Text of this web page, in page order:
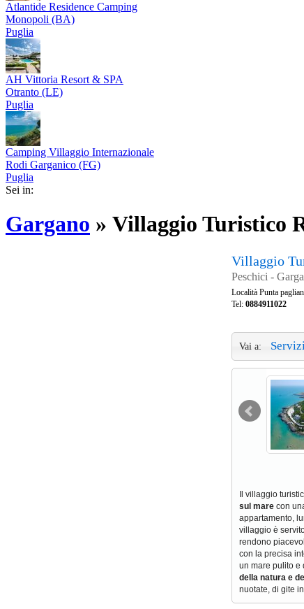
Atlantide Residence Camping
Monopoli (BA)
Puglia
AH Vittoria Resort & SPA
Otranto (LE)
Puglia
Camping Villaggio Internazionale
Rodi Garganico (FG)
Puglia
Sei in:
Gargano » Villaggio Turistico
Villaggio
Peschici -
Località Punta
Tel: 0884911022
Vai a:
Il villaggio
sul mare con
appartamento,
villaggio è
rendono
con la precisa
un mare pulito e
della natura e
nuotate, di gite